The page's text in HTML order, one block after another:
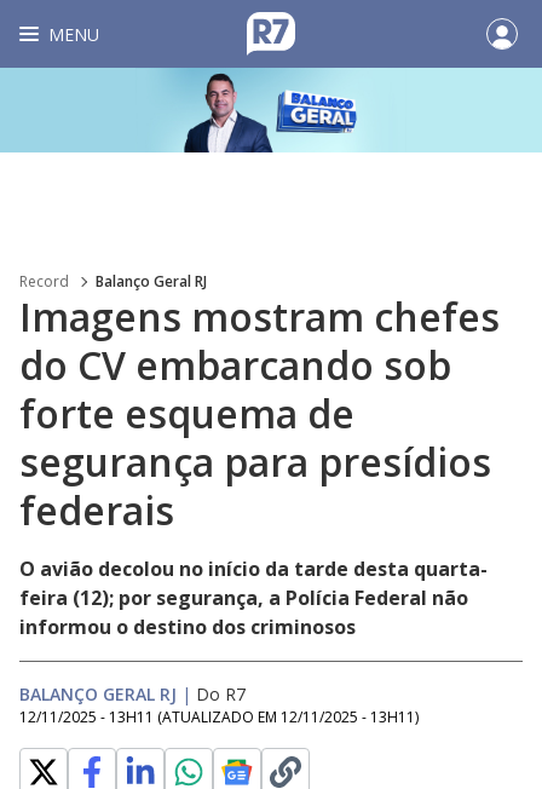
MENU
Record Balanço Geral RJ
Imagens mostram chefes
do CV embarcando sob
forte esquema de
segurança para presídios
federais
O avião decolou no início da tarde desta quarta-
feira (12); por segurança, a Polícia Federal não
informou o destino dos criminosos
BALANÇO GERAL RJ | Do R7
12/11/2025 - 13H11 (ATUALIZADO EM 12/11/2025 - 13H11)